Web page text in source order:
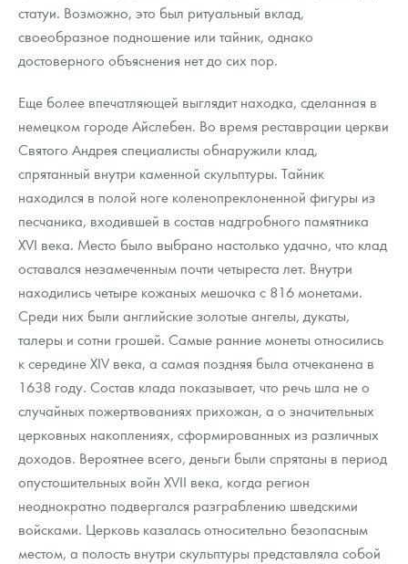
статуи. Возможно, это был ритуальный вклад,
своеобразное подношение или тайник, однако
достоверного объяснения нет до сих пор.
Еще более впечатляющей выглядит находка, сделанная в
немецком городе Айслебен. Во время реставрации церкви
Святого Андрея специалисты обнаружили клад,
спрятанный внутри каменной скульптуры. Тайник
находился в полой ноге коленопреклоненной фигуры из
песчаника, входившей в состав надгробного памятника
XVI века. Место было выбрано настолько удачно, что клад
оставался незамеченным почти четыреста лет. Внутри
находились четыре кожаных мешочка с 816 монетами.
Среди них были английские золотые ангелы, дукаты,
талеры и сотни грошей. Самые ранние монеты относились
к середине XIV века, а самая поздняя была отчеканена в
1638 году. Состав клада показывает, что речь шла не о
случайных пожертвованиях прихожан, а о значительных
церковных накоплениях, сформированных из различных
доходов. Вероятнее всего, деньги были спрятаны в период
опустошительных войн XVII века, когда регион
неоднократно подвергался разграблению шведскими
войсками. Церковь казалась относительно безопасным
местом, а полость внутри скульптуры представляла собой